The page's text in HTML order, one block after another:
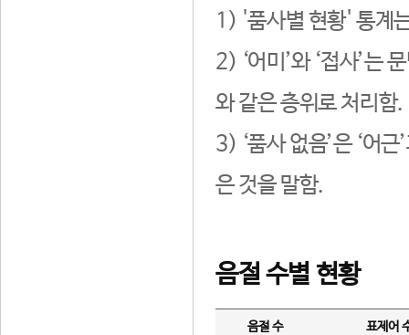
1) '품사별 현황' 통계
2) ‘어미’와 ‘접사’는
와 같은 층위로 처리함.
3) ‘품사 없음’은 ‘어
은 것을 말함.
음절 수별 현황
음절 수 표제어